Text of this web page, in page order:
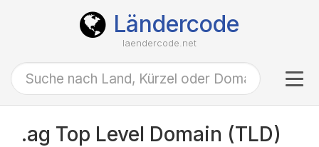
Ländercode
laendercode.net
.ag Top Level Domain (TLD)